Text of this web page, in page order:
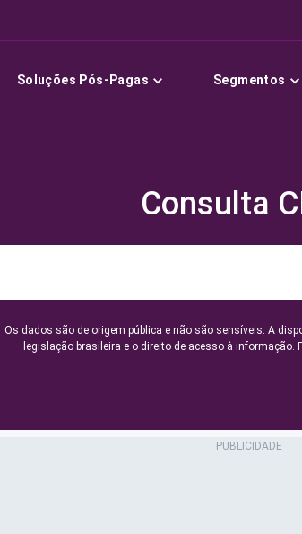
Soluções Pós-Pagas Segmentos
Consulta
Os dados são de origem pública e não são sensíveis. A
legislação brasileira e o direito de acesso à informação.